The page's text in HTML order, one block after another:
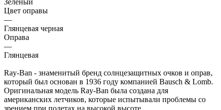
Зеленый
Цвет оправы
—
Глянцевая черная
Оправа
—
Глянцевая
Ray-Ban - знаменитый бренд солнцезащитных очков и оправ,
который был основан в 1936 году компанией Bausch & Lomb.
Оригинальная модель Ray-Ban была создана для
американских летчиков, которые испытывали проблемы со
зрением при полетах на высокой высоте.